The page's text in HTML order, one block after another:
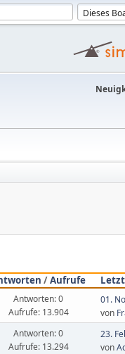
/Aufrufe
Antworten: 0
Aufrufe: 13.904
01.
von
Antworten: 0
Aufrufe: 13.294
23.
von